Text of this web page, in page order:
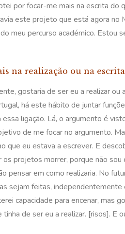
por focar-me mais na escrita do
este projeto que está agora
meu percurso académico.
na realização ou na
gostaria de ser eu a realizar
há este hábito de juntar
ligação. Lá, o argumento é
de me focar no argumento.
que eu estava a escrever. E
projetos morrer, porque não
pensar em como realizaria. No
sejam feitas,
capacidade para encenar, mas
tinha de ser eu a realizar. [risos]. E